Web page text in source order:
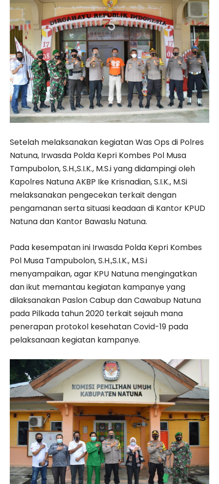
Setelah melaksanakan kegiatan Was Ops di Polres
Natuna, Irwasda Polda Kepri Kombes Pol Musa
Tampubolon, S.H.,S.I.K., M.S.i yang didampingi oleh
Kapolres Natuna AKBP Ike Krisnadian, S.I.K., M.Si
melaksanakan pengecekan terkait dengan
pengamanan serta situasi keadaan di Kantor KPUD
Natuna dan Kantor Bawaslu Natuna.
Pada kesempatan ini Irwasda Polda Kepri Kombes
Pol Musa Tampubolon, S.H.,S.I.K., M.S.i
menyampaikan, agar KPU Natuna mengingatkan
dan ikut memantau kegiatan kampanye yang
dilaksanakan Paslon Cabup dan Cawabup Natuna
pada Pilkada tahun 2020 terkait sejauh mana
penerapan protokol kesehatan Covid-19 pada
pelaksanaan kegiatan kampanye.